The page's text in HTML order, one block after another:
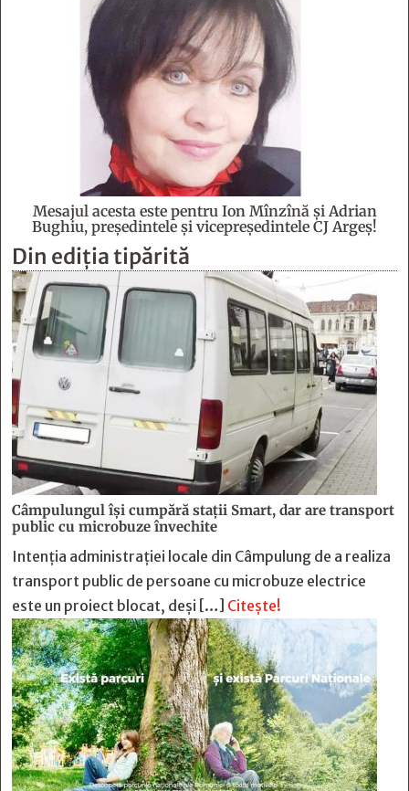
Mesajul acesta este pentru Ion Mînzînă şi Adrian
Bughiu, preşedintele şi vicepreşedintele CJ Argeş!
Din ediția tipărită
Câmpulungul îşi cumpără staţii Smart, dar are transport
public cu microbuze învechite
Intenția administrației locale din Câmpulung de a realiza
transport public de persoane cu microbuze electrice
este un proiect blocat, deși […] Citește!